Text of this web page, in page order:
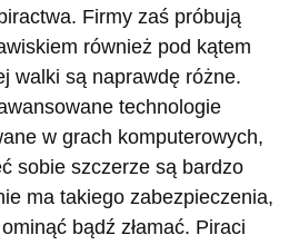
Firmy zaś próbują
również pod kątem
walki są naprawdę różne.
technologie
w grach komputerowych,
sobie szczerze są bardzo
ma takiego zabezpieczenia,
bądź złamać. Piraci